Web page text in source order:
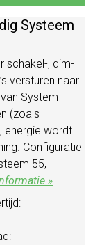
Systeem
schakel-, dim-
versturen naar
System
(zoals
energie wordt
Configuratie
55,
»